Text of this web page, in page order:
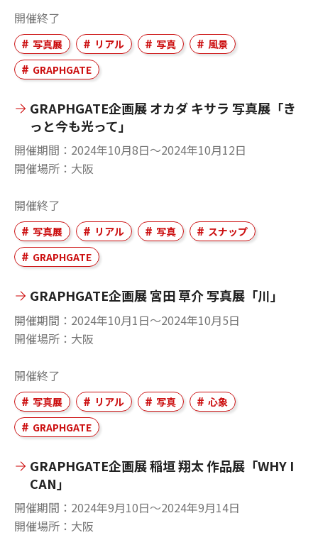
開催終了
写真展 リアル 写真
風景
GRAPHGATE
GRAPHGATE企画展 オカダ キサラ 写真展「き
っと今も光って」
開催期間
2024年10月8日〜2024年10月12日
開催場所
大阪
開催終了
写真展 リアル 写真
スナップ
GRAPHGATE
GRAPHGATE企画展 宮田 草介 写真展「川」
開催期間
2024年10月1日〜2024年10月5日
開催場所
大阪
開催終了
写真展 リアル 写真
心象
GRAPHGATE
GRAPHGATE企画展 稲垣 翔太 作品展「WHY I
CAN」
開催期間
2024年9月10日〜2024年9月14日
開催場所
大阪